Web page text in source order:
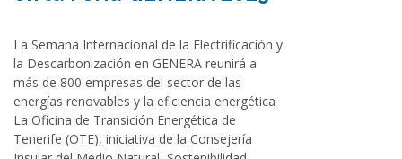
La Semana Internacional de la Electrificación y
la Descarbonización en GENERA reunirá a
más de 800 empresas del sector de las
energías renovables y la eficiencia energética
La Oficina de Transición Energética de
Tenerife (OTE), iniciativa de la Consejería